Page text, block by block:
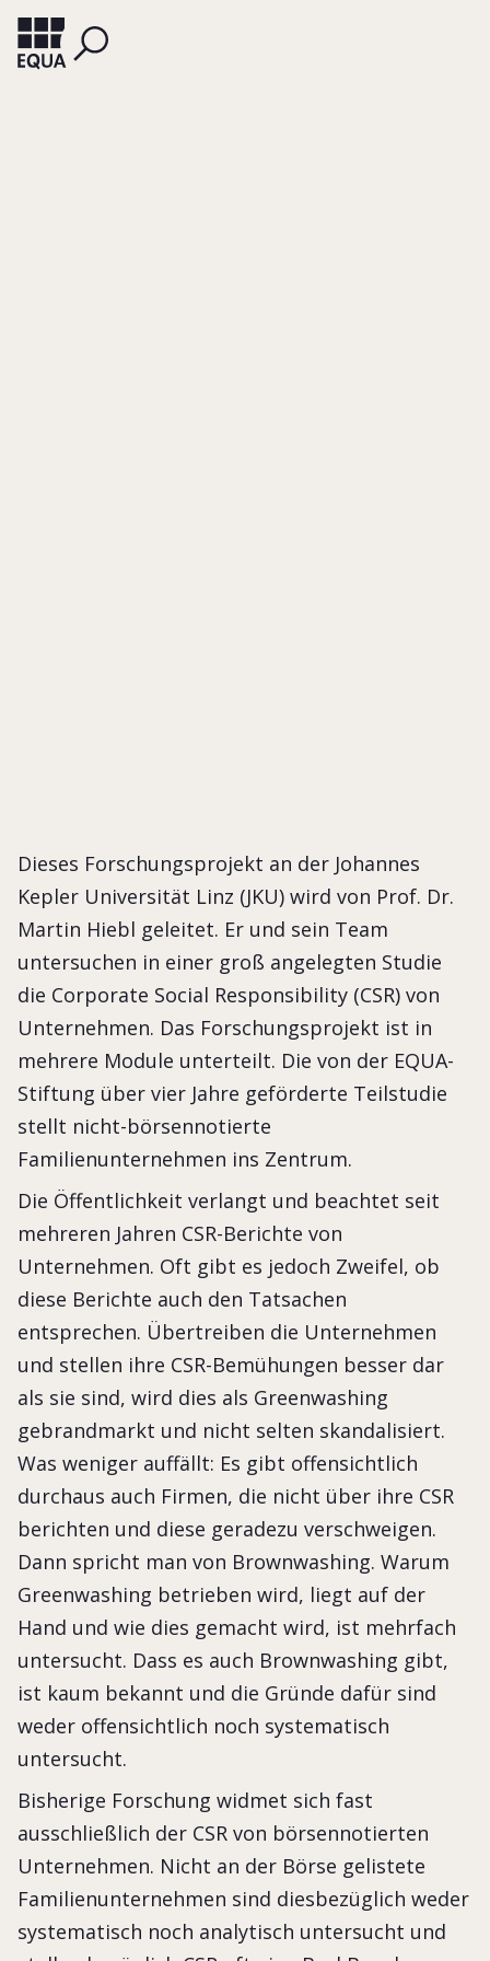
Dieses Forschungsprojekt an der Johannes
Kepler Universität Linz (JKU) wird von Prof. Dr.
Martin Hiebl geleitet. Er und sein Team
untersuchen in einer groß angelegten Studie
die Corporate Social Responsibility (CSR) von
Unternehmen. Das Forschungsprojekt ist in
mehrere Module unterteilt. Die von der EQUA-
Stiftung über vier Jahre geförderte Teilstudie
stellt nicht-börsennotierte
Familienunternehmen ins Zentrum.
Die Öffentlichkeit verlangt und beachtet seit
mehreren Jahren CSR-Berichte von
Unternehmen. Oft gibt es jedoch Zweifel, ob
diese Berichte auch den Tatsachen
entsprechen. Übertreiben die Unternehmen
und stellen ihre CSR-Bemühungen besser dar
als sie sind, wird dies als Greenwashing
gebrandmarkt und nicht selten skandalisiert.
Was weniger auffällt: Es gibt offensichtlich
durchaus auch Firmen, die nicht über ihre CSR
berichten und diese geradezu verschweigen.
Dann spricht man von Brownwashing. Warum
Greenwashing betrieben wird, liegt auf der
Hand und wie dies gemacht wird, ist mehrfach
untersucht. Dass es auch Brownwashing gibt,
ist kaum bekannt und die Gründe dafür sind
weder offensichtlich noch systematisch
untersucht.
Bisherige Forschung widmet sich fast
ausschließlich der CSR von börsennotierten
Unternehmen. Nicht an der Börse gelistete
Familienunternehmen sind diesbezüglich weder
systematisch noch analytisch untersucht und